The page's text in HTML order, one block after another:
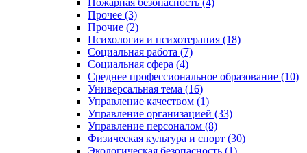
Пожарная безопасность (4)
Прочее (3)
Прочие (2)
Психология и психотерапия (18)
Социальная работа (7)
Социальная сфера (4)
Среднее профессиональное образование (10)
Универсальная тема (16)
Управление качеством (1)
Управление организацией (33)
Управление персоналом (8)
Физическая культура и спорт (30)
Экологическая безопасность (1)